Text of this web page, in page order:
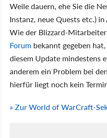
Weile dauern, ehe Sie die
Instanz, neue Quests etc.)
Wie der Blizzard-
Forum bekannt gegeben
diesem Update mindestens
anderem ein Problem bei
hierfür liegt noch kein
» Zur World of WarCraft-